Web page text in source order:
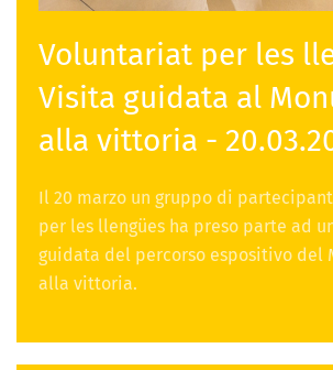
Voluntariat per les
Visita guidata al
alla vittoria -
Il 20 marzo un gruppo di
per les llengües ha preso parte ad
guidata del percorso espositivo del
alla vittoria.